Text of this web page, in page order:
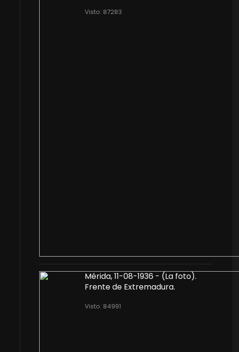
Visto: 87283
Mérida, 11-08-1936 - (La foto).
Frente de Extremadura.
Visto: 84991